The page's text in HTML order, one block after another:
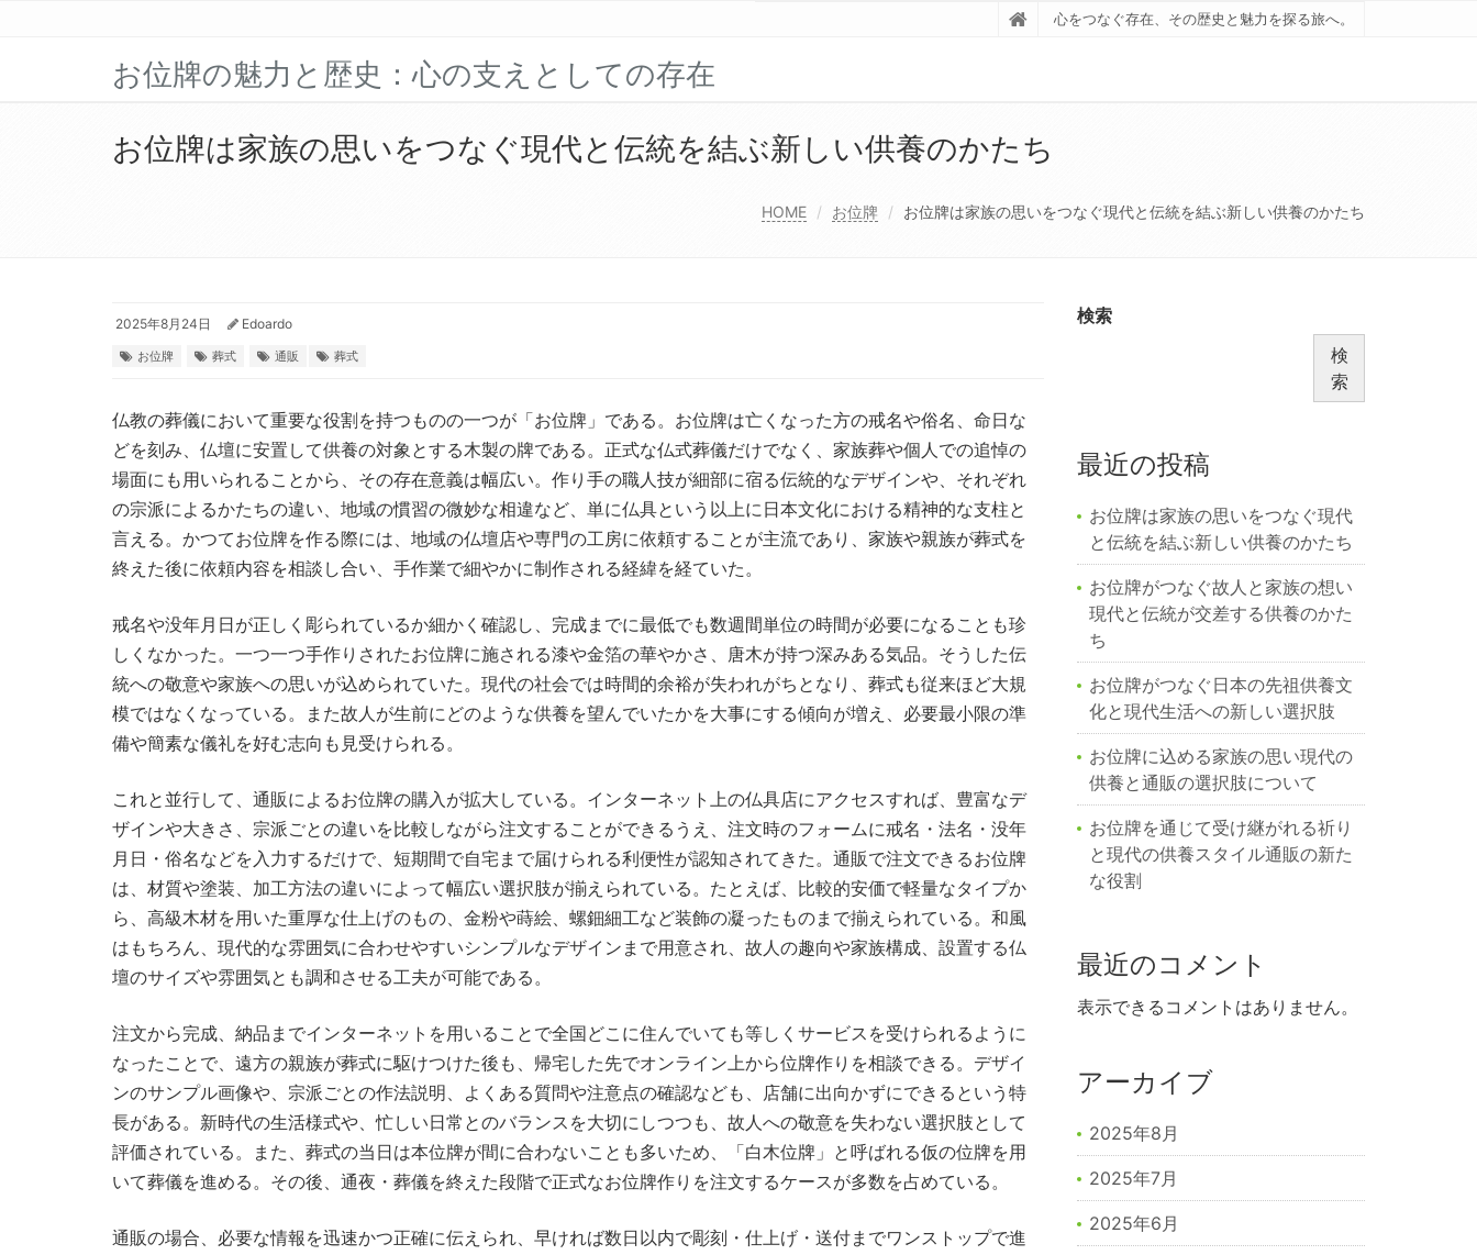
心をつなぐ存在、その歴史と魅力を探る旅へ。
お位牌の魅力と歴史：心の支えとしての存在
お位牌は家族の思いをつなぐ現代と伝統を結ぶ新しい供養のかたち
HOME お位牌 お位牌は家族の思いをつなぐ現代と伝統を結ぶ新しい供養のかたち
2025年8月24日 Edoardo
お位牌 葬式 通販 葬式
仏教の葬儀において重要な役割を持つものの一つが「お位牌」である。 お位牌は亡くなった方の戒名や俗名、命日な
どを刻み、仏壇に安置して供養の対象とする木製の牌である。正式な仏式葬儀だけでなく、家族葬や個人での追悼の
場面にも用いられることから、その存在意義は幅広い。作り手の職人技が細部に宿る伝統的なデザインや、それぞれ
の宗派によるかたちの違い、地域の慣習の微妙な相違など、単に仏具という以上に日本文化における精神的な支柱と
言える。かつてお位牌を作る際には、地域の仏壇店や専門の工房に依頼することが主流であり、家族や親族が葬式を
終えた後に依頼内容を相談し合い、手作業で細やかに制作される経緯を経ていた。
戒名や没年月日が正しく彫られているか細かく確認し、完成までに最低でも数週間単位の時間が必要になることも珍
しくなかった。一つ一つ手作りされたお位牌に施される漆や金箔の華やかさ、唐木が持つ深みある気品。そうした伝
統への敬意や家族への思いが込められていた。現代の社会では時間的余裕が失われがちとなり、葬式も従来ほど大規
模ではなくなっている。また故人が生前にどのような供養を望んでいたかを大事にする傾向が増え、必要最小限の準
備や簡素な儀礼を好む志向も見受けられる。
これと並行して、通販によるお位牌の購入が拡大している。インターネット上の仏具店にアクセスすれば、豊富なデ
ザインや大きさ、宗派ごとの違いを比較しながら注文することができるうえ、注文時のフォームに戒名・法名・没年
月日・俗名などを入力するだけで、短期間で自宅まで届けられる利便性が認知されてきた。通販で注文できるお位牌
は、材質や塗装、加工方法の違いによって幅広い選択肢が揃えられている。たとえば、比較的安価で軽量なタイプか
ら、高級木材を用いた重厚な仕上げのもの、金粉や蒔絵、螺鈿細工など装飾の凝ったものまで揃えられている。和風
はもちろん、現代的な雰囲気に合わせやすいシンプルなデザインまで用意され、故人の趣向や家族構成、設置する仏
壇のサイズや雰囲気とも調和させる工夫が可能である。
注文から完成、納品までインターネットを用いることで全国どこに住んでいても等しくサービスを受けられるように
なったことで、遠方の親族が葬式に駆けつけた後も、帰宅した先でオンライン上から位牌作りを相談できる。デザイ
ンのサンプル画像や、宗派ごとの作法説明、よくある質問や注意点の確認なども、店舗に出向かずにできるという特
長がある。新時代の生活様式や、忙しい日常とのバランスを大切にしつつも、故人への敬意を失わない選択肢として
評価されている。また、葬式の当日は本位牌が間に合わないことも多いため、「白木位牌」と呼ばれる仮の位牌を用
いて葬儀を進める。その後、通夜・葬儀を終えた段階で正式なお位牌作りを注文するケースが多数を占めている。
通販の場合、必要な情報を迅速かつ正確に伝えられ、早ければ数日以内で彫刻・仕上げ・送付までワンストップで進
検索
検
索
最近の投稿
お位牌は家族の思いをつなぐ現代
と伝統を結ぶ新しい供養のかたち
お位牌がつなぐ故人と家族の想い
現代と伝統が交差する供養のかた
ち
お位牌がつなぐ日本の先祖供養文
化と現代生活への新しい選択肢
お位牌に込める家族の思い現代の
供養と通販の選択肢について
お位牌を通じて受け継がれる祈り
と現代の供養スタイル通販の新た
な役割
最近のコメント
表示できるコメントはありません。
アーカイブ
2025年8月
2025年7月
2025年6月